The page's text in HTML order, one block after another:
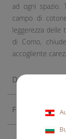
ad ogni spazio.
campo di
leggerezza
di Como,
accogliente
Descrizione
Fragranza